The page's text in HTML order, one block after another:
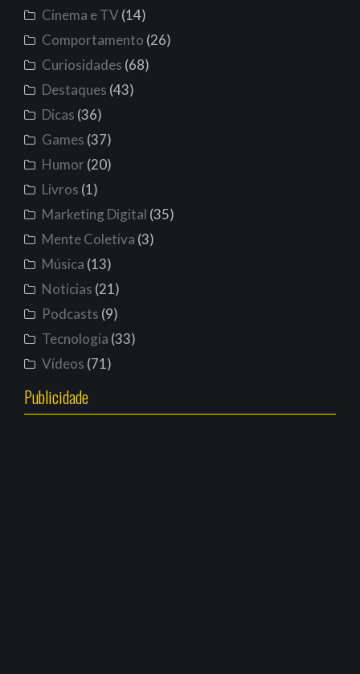
Cinema e TV(14)
Comportamento (26)
Curiosidades (68)
Destaques (43)
Dicas (36)
Games (37)
Humor (20)
Livros (1)
Marketing Digital (35)
Mente Coletiva (3)
Música (13)
Notícias (21)
Podcasts (9)
Tecnologia (33)
Vídeos (71)
Publicidade